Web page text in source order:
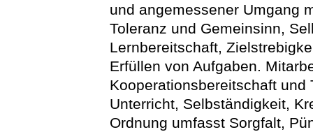
und angemessener Umgang
Toleranz und Gemeinsinn,
Lernbereitschaft,
Erfüllen von Aufgaben.
Kooperationsbereitschaft
Unterricht, Selbständigkeit,
Ordnung umfasst Sorgfalt,